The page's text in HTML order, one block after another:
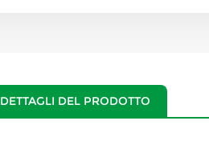
DETTAGLI DEL PRODOTTO